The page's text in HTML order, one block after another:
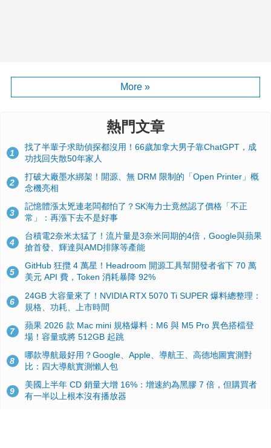
More »
熱門文章
1
找了半輩子求助偵探都沒用！66歲加拿大男子靠ChatGPT，成
功找回失散50年家人
2
打破大廠墨水綁架！開源、無 DRM 限制的「Open Printer」概
念機亮相
3
記憶體漲太兇連老闆都怕了？SK海力士竟然認了價格「不正
常」：再漲下去不是好事
4
台積電2奈米太猛了！流片量是3奈米同期的4倍，Google與蘋果
搶首發、輝達與AMD排隊等產能
5
GitHub 狂攬 4 萬星！Headroom 開源工具幫開發者省下 70 萬
美元 API 費，Token 消耗暴降 92%
6
24GB 大容量來了！NVIDIA RTX 5070 Ti SUPER 爆料總整理：
規格、功耗、上市時間
7
蘋果 2026 款 Mac mini 規格爆料：M6 與 M5 Pro 異色搭檔登
場！容量或將 512GB 起跳
8
哪款導航最好用？Google、Apple、導航王、高德地圖實測對
比：四大導航實測懶人包
9
美國上半年 CD 銷量大增 16%：增速約為黑膠 7 倍，但購買者
有一半以上根本沒有播放器